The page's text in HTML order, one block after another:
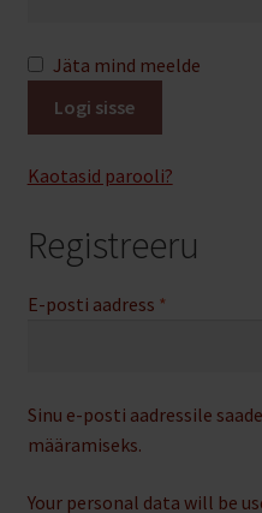
Jäta mind meelde
Logi sisse
Kaotasid parooli?
Registreeru
E-posti aadress *
Sinu e-posti aadressile
määramiseks.
Your personal data will be